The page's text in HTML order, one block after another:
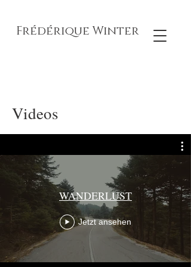
Frédérique Winter
Videos
WANDERLUST
Jetzt ansehen